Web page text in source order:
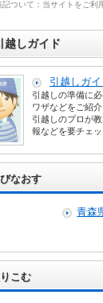
ついて：当サイトをご利
越しガイド
引越しガイ
引越しの準備に
ワザなどをご紹介
引越しのプロが
報などを要チェッ
なおす
青森
こむ